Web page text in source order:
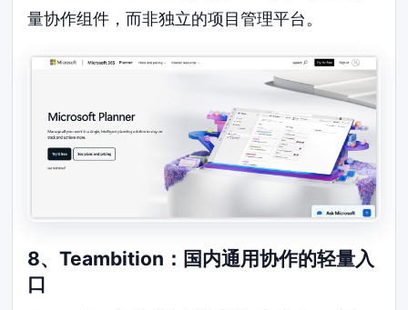
量协作组件，而非独立的项目管理平台。
8、Teambition：国内通用协作的轻量入
口